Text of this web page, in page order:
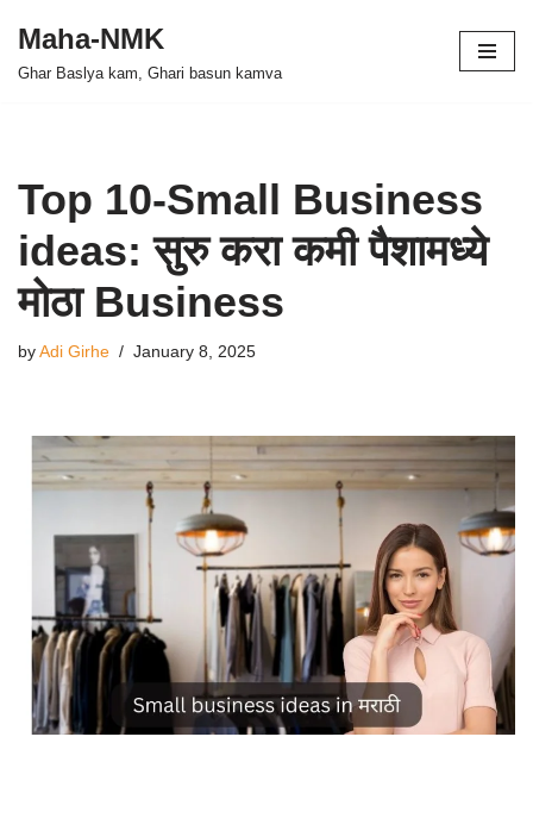
Skip
Maha-NMK
Ghar Baslya kam, Ghari basun kamva
Top 10-Small Business
ideas: सुरु करा कमी पैशामध्ये
मोठा Business
by Adi Girhe January 8, 2025